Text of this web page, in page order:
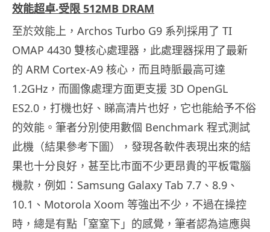
效能超卓‧受限 512MB DRAM
至於效能上，Archos Turbo G9 系列採用了 TI
OMAP 4430 雙核心處理器，此處理器採用了最新
的 ARM Cortex-A9 核心，而且時脈最高可達
1.2GHz，而圖像處理方面更支援 3D OpenGL
ES2.0，打機也好、睇高清片也好，它也能給予不俗
的效能。筆者分別使用數個 Benchmark 程式測試
此機（結果參考下圖），發現各軟件表現出來的結
果也十分良好，甚至比市面不少更昂貴的平板電腦
機款，例如：Samsung Galaxy Tab 7.7、8.9、
10.1、Motorola Xoom 等強出不少，不過在操控
時，總是有點「窒窒下」的感覺，筆者認為這應與